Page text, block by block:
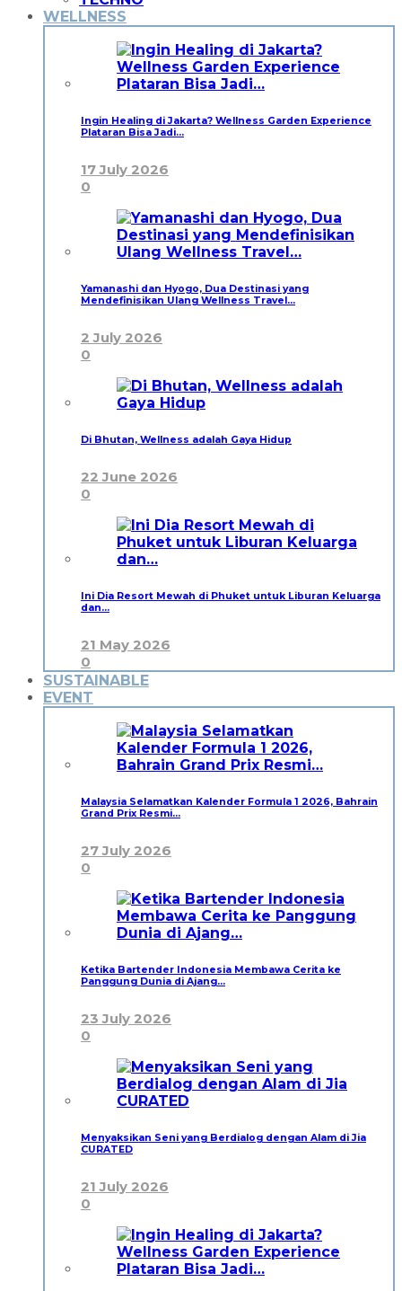
WELLNESS
Ingin Healing di Jakarta? Wellness Garden Experience
Plataran Bisa Jadi…
17 July 2026
0
Yamanashi dan Hyogo, Dua Destinasi yang
Mendefinisikan Ulang Wellness Travel…
2 July 2026
0
Di Bhutan, Wellness adalah Gaya Hidup
22 June 2026
0
Ini Dia Resort Mewah di Phuket untuk Liburan Keluarga
dan…
21 May 2026
0
SUSTAINABLE
EVENT
Malaysia Selamatkan Kalender Formula 1 2026, Bahrain
Grand Prix Resmi…
27 July 2026
0
Ketika Bartender Indonesia Membawa Cerita ke
Panggung Dunia di Ajang…
23 July 2026
0
Menyaksikan Seni yang Berdialog dengan Alam di Jia
CURATED
21 July 2026
0